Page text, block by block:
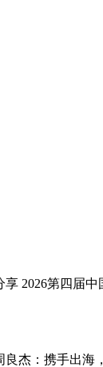
2026第四届
杰：携手出